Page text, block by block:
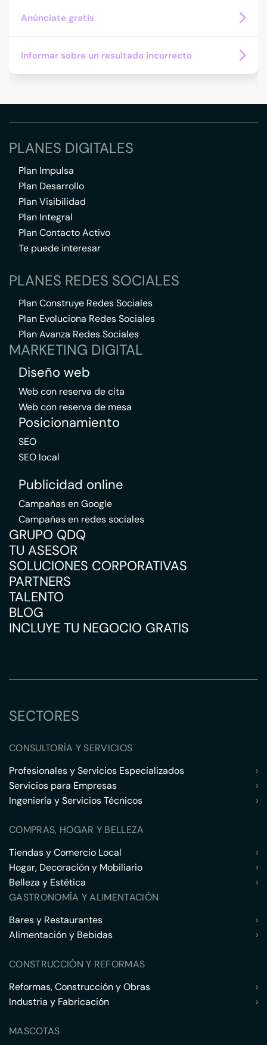
Anúnciate gratis
Informar sobre un resultado incorrecto
PLANES DIGITALES
Plan Impulsa
Plan Desarrollo
Plan Visibilidad
Plan Integral
Plan Contacto Activo
Te puede interesar
PLANES REDES SOCIALES
Plan Construye Redes Sociales
Plan Evoluciona Redes Sociales
Plan Avanza Redes Sociales
MARKETING DIGITAL
Diseño web
Web con reserva de cita
Web con reserva de mesa
Posicionamiento
SEO
SEO local
Publicidad online
Campañas en Google
Campañas en redes sociales
GRUPO QDQ
TU ASESOR
SOLUCIONES CORPORATIVAS
PARTNERS
TALENTO
BLOG
INCLUYE TU NEGOCIO GRATIS
SECTORES
CONSULTORÍA Y SERVICIOS
Profesionales y Servicios Especializados
›
Servicios para Empresas
›
Ingeniería y Servicios Técnicos
›
COMPRAS, HOGAR Y BELLEZA
Tiendas y Comercio Local
›
Hogar, Decoración y Mobiliario
›
Belleza y Estética
›
GASTRONOMÍA Y ALIMENTACIÓN
Bares y Restaurantes
›
Alimentación y Bebidas
›
CONSTRUCCIÓN Y REFORMAS
Reformas, Construcción y Obras
›
Industria y Fabricación
›
MASCOTAS